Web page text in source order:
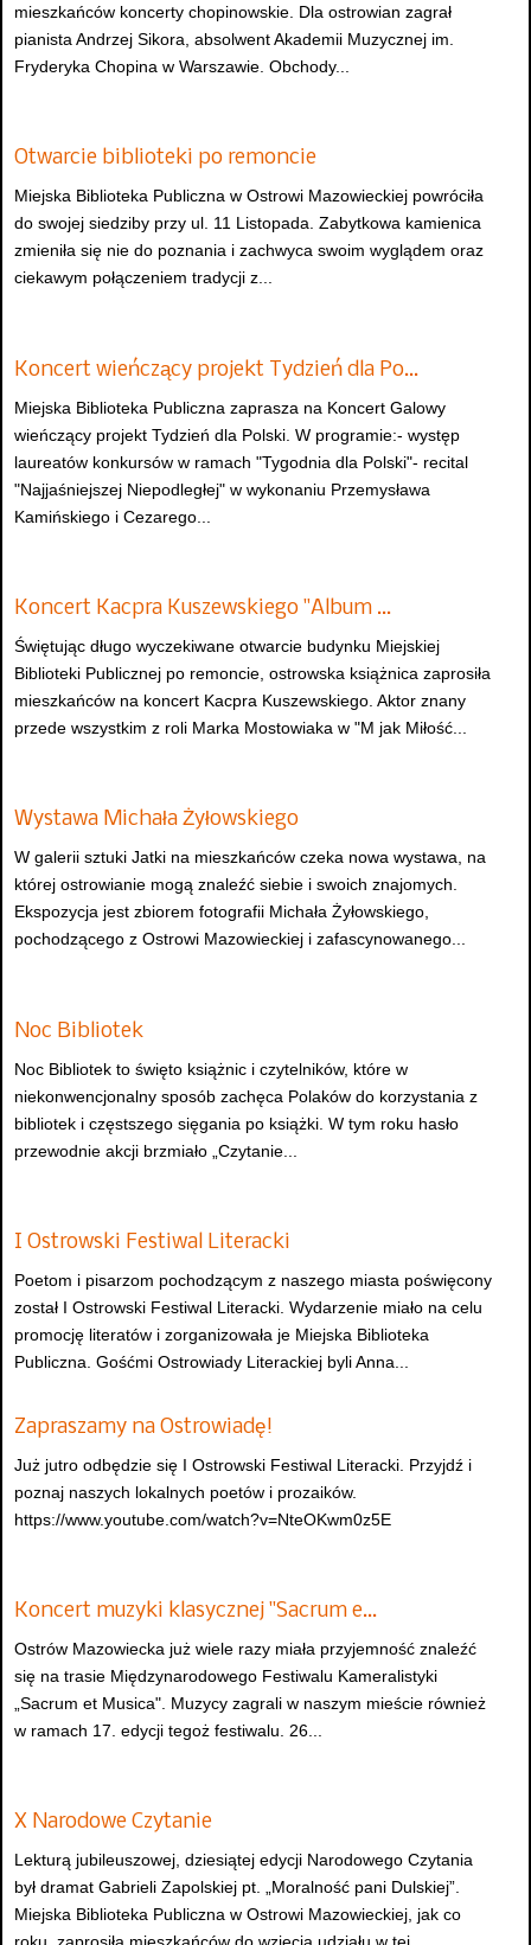
mieszkańców koncerty chopinowskie. Dla ostrowian zagrał
pianista Andrzej Sikora, absolwent Akademii Muzycznej im.
Fryderyka Chopina w Warszawie. Obchody...
Otwarcie biblioteki po remoncie
Miejska Biblioteka Publiczna w Ostrowi Mazowieckiej powróciła
do swojej siedziby przy ul. 11 Listopada. Zabytkowa kamienica
zmieniła się nie do poznania i zachwyca swoim wyglądem oraz
ciekawym połączeniem tradycji z...
Koncert wieńczący projekt Tydzień dla Po…
Miejska Biblioteka Publiczna zaprasza na Koncert Galowy
wieńczący projekt Tydzień dla Polski. W programie:- występ
laureatów konkursów w ramach "Tygodnia dla Polski"- recital
"Najjaśniejszej Niepodległej" w wykonaniu Przemysława
Kamińskiego i Cezarego...
Koncert Kacpra Kuszewskiego "Album …
Świętując długo wyczekiwane otwarcie budynku Miejskiej
Biblioteki Publicznej po remoncie, ostrowska książnica zaprosiła
mieszkańców na koncert Kacpra Kuszewskiego. Aktor znany
przede wszystkim z roli Marka Mostowiaka w "M jak Miłość...
Wystawa Michała Żyłowskiego
W galerii sztuki Jatki na mieszkańców czeka nowa wystawa, na
której ostrowianie mogą znaleźć siebie i swoich znajomych.
Ekspozycja jest zbiorem fotografii Michała Żyłowskiego,
pochodzącego z Ostrowi Mazowieckiej i zafascynowanego...
Noc Bibliotek
Noc Bibliotek to święto książnic i czytelników, które w
niekonwencjonalny sposób zachęca Polaków do korzystania z
bibliotek i częstszego sięgania po książki. W tym roku hasło
przewodnie akcji brzmiało „Czytanie...
I Ostrowski Festiwal Literacki
Poetom i pisarzom pochodzącym z naszego miasta poświęcony
został I Ostrowski Festiwal Literacki. Wydarzenie miało na celu
promocję literatów i zorganizowała je Miejska Biblioteka
Publiczna. Gośćmi Ostrowiady Literackiej byli Anna...
Zapraszamy na Ostrowiadę!
Już jutro odbędzie się I Ostrowski Festiwal Literacki. Przyjdź i
poznaj naszych lokalnych poetów i prozaików.
https://www.youtube.com/watch?v=NteOKwm0z5E
Koncert muzyki klasycznej "Sacrum e…
Ostrów Mazowiecka już wiele razy miała przyjemność znaleźć
się na trasie Międzynarodowego Festiwalu Kameralistyki
„Sacrum et Musica". Muzycy zagrali w naszym mieście również
w ramach 17. edycji tegoż festiwalu. 26...
X Narodowe Czytanie
Lekturą jubileuszowej, dziesiątej edycji Narodowego Czytania
był dramat Gabrieli Zapolskiej pt. „Moralność pani Dulskiej”.
Miejska Biblioteka Publiczna w Ostrowi Mazowieckiej, jak co